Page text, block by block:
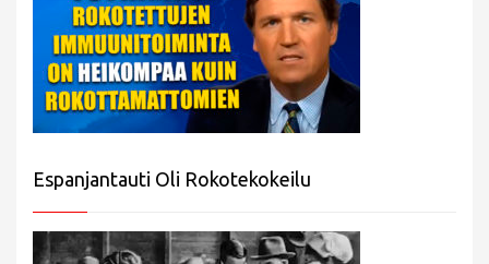
Espanjantauti Oli Rokotekokeilu